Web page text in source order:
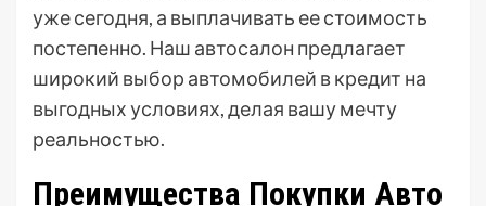
уже сегодня, а выплачивать ее стоимость
постепенно. Наш автосалон предлагает
широкий выбор автомобилей в кредит на
выгодных условиях, делая вашу мечту
реальностью.
Преимущества Покупки Авто